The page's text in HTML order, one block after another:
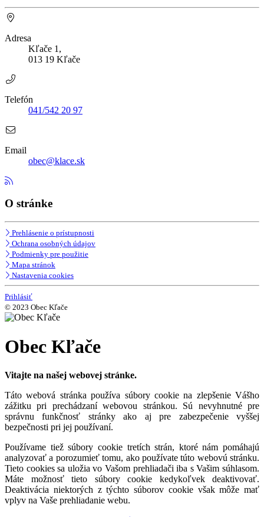
Adresa
Kľače 1,
013 19 Kľače
Telefón
041/542 20 97
Email
obec@klace.sk
O stránke
Prehlásenie o prístupnosti
Ochrana osobných údajov
Podmienky pre použitie
Mapa stránok
Nastavenia cookies
Prihlásiť
© 2023 Obec Kľače
Obec Kľače
Vitajte na našej webovej stránke.
Táto webová stránka používa súbory cookie na zlepšenie Vášho
zážitku pri prechádzaní webovou stránkou. Sú nevyhnutné pre
správnu funkčnosť stránky ako aj pre zabezpečenie vyššej
bezpečnosti pri jej používaní.
Používame tiež súbory cookie tretích strán, ktoré nám pomáhajú
analyzovať a porozumieť tomu, ako používate túto webovú stránku.
Tieto cookies sa uložia vo Vašom prehliadači iba s Vašim súhlasom.
Máte možnosť tieto súbory cookie kedykoľvek deaktivovať.
Deaktivácia niektorých z týchto súborov cookie však môže mať
vplyv na Vaše prehliadanie webu.